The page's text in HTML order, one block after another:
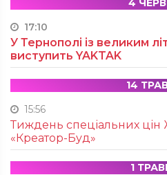
4
17:10
У Тернополі із великим
виступить YAKTAK
14
15:56
Тиждень спеціальних цін
«Креатор-Буд»
1